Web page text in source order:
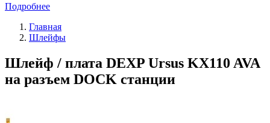
Подробнее
Главная
Шлейфы
Шлейф / плата DEXP Ursus KX110 AVA
на разъем DOCK станции